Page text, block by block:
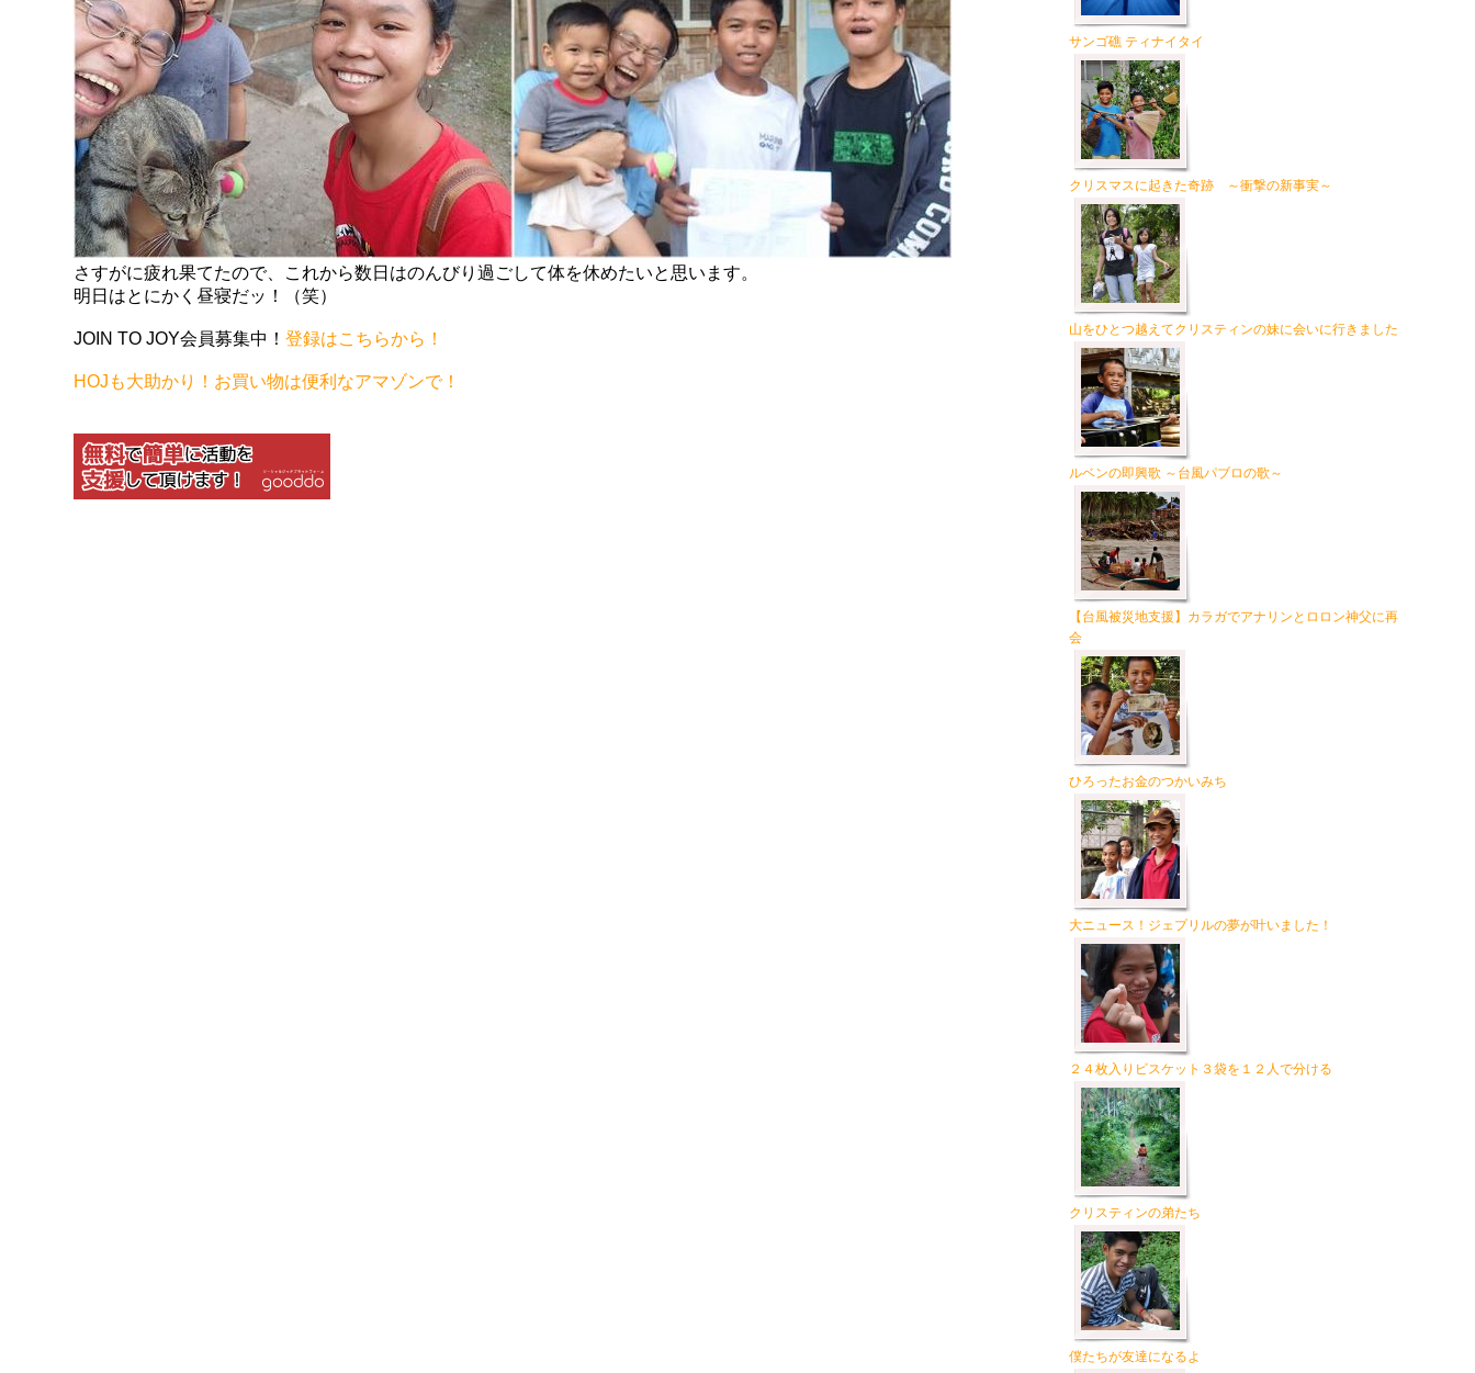
さすがに疲れ果てたので、これから数日はのんびり過ごして体を休めたいと思います。
明日はとにかく昼寝だッ！（笑）
JOIN TO JOY会員募集中！登録はこちらから！
HOJも大助かり！お買い物は便利なアマゾンで！
サンゴ礁 ティナイタイ
クリスマスに起きた奇跡 ～衝撃の新事実～
山をひとつ越えてクリスティンの妹に会いに行きました
ルベンの即興歌 ～台風パブロの歌～
【台風被災地支援】カラガでアナリンとロロン神父に再
会
ひろったお金のつかいみち
大ニュース！ジェプリルの夢が叶いました！
２４枚入りビスケット３袋を１２人で分ける
クリスティンの弟たち
僕たちが友達になるよ